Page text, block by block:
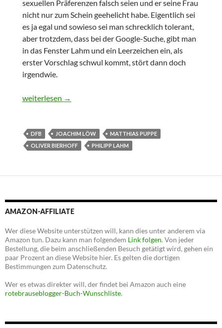
sexuellen Präferenzen falsch seien und er seine Frau
nicht nur zum Schein geehelicht habe. Eigentlich sei
es ja egal und sowieso sei man schrecklich tolerant,
aber trotzdem, dass bei der Google-Suche, gibt man
in das Fenster Lahm und ein Leerzeichen ein, als
erster Vorschlag schwul kommt, stört dann doch
irgendwie.
Bekenntnisse
weiterlesen →
DFB JOACHIM LÖW
MATTHIAS PUPPE
OLIVER BIERHOFF
PHILIPP LAHM
AMAZON-AFFILIATE
Wer diese Website unterstützen will, kann dies unter anderem via
Amazon tun. Dazu kann man folgendem Link folgen. Von jeder
Bestellung, die beim anschließenden Besuch getätigt wird, gehen ein
paar Prozent an diese Website hier. Es gelten die dortigen
Bestimmungen zum Datenschutz.
Wer es etwas direkter will, der findet bei Amazon auch eine
rotebrauseblogger-Buch-Wunschliste.